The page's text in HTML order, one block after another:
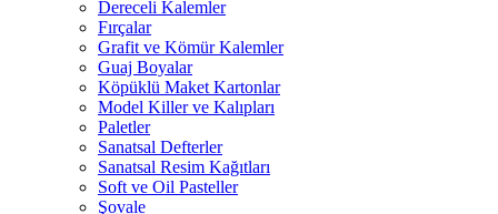
Dereceli Kalemler
Fırçalar
Grafit ve Kömür Kalemler
Guaj Boyalar
Köpüklü Maket Kartonlar
Model Killer ve Kalıpları
Paletler
Sanatsal Defterler
Sanatsal Resim Kağıtları
Soft ve Oil Pasteller
Şovale